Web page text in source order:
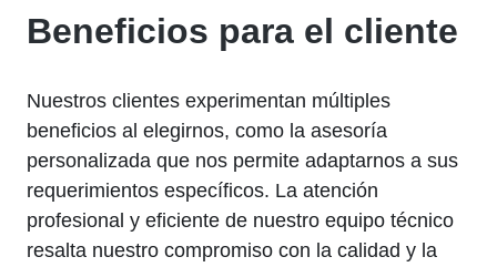
Beneficios para el cliente
Nuestros clientes experimentan múltiples
beneficios al elegirnos, como la asesoría
personalizada que nos permite adaptarnos a sus
requerimientos específicos. La atención
profesional y eficiente de nuestro equipo técnico
resalta nuestro compromiso con la calidad y la